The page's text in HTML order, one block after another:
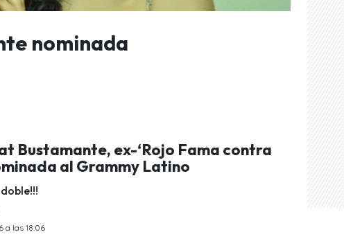
nominada
Bustamante, ex-‘Rojo Fama contra
al Grammy Latino
a las 18:06